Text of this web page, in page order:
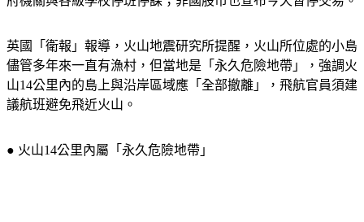
英國「衛報」報導，火山地震研究所提醒，火山所位處的小島
儘管多年來一直有漁村，但當地是「永久危險地帶」，強調火
山14公里內的島上與沿岸區域應「全部撤離」，飛航官員須建
議航班避免飛近火山。
● 火山14公里內屬「永久危險地帶」